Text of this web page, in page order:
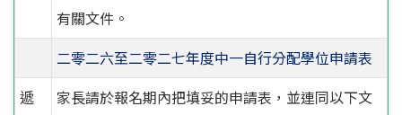
有關文件。
二零二六至二零二七年度中一自行分配學位申請表
遞
家長請於報名期內把填妥的申請表，並連同以下文